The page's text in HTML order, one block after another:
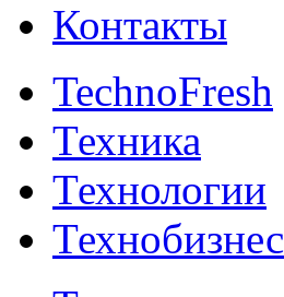
Контакты
TechnoFresh
Техника
Технологии
Технобизнес